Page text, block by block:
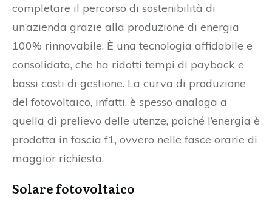
completare il percorso di sostenibilità di
un’azienda grazie alla produzione di energia
100% rinnovabile. È una tecnologia affidabile e
consolidata, che ha ridotti tempi di payback e
bassi costi di gestione. La curva di produzione
del fotovoltaico, infatti, è spesso analoga a
quella di prelievo delle utenze, poiché l’energia è
prodotta in fascia f1, ovvero nelle fasce orarie di
maggior richiesta.
Solare fotovoltaico